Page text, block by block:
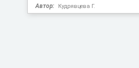
Автор: Кудрявцева Г.